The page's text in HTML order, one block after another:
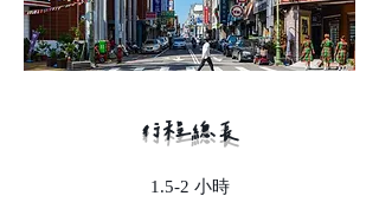
行程總長
1.5-2 小時